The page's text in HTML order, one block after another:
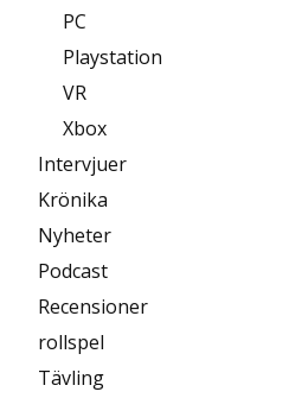
PC
Playstation
VR
Xbox
Intervjuer
Krönika
Nyheter
Podcast
Recensioner
rollspel
Tävling